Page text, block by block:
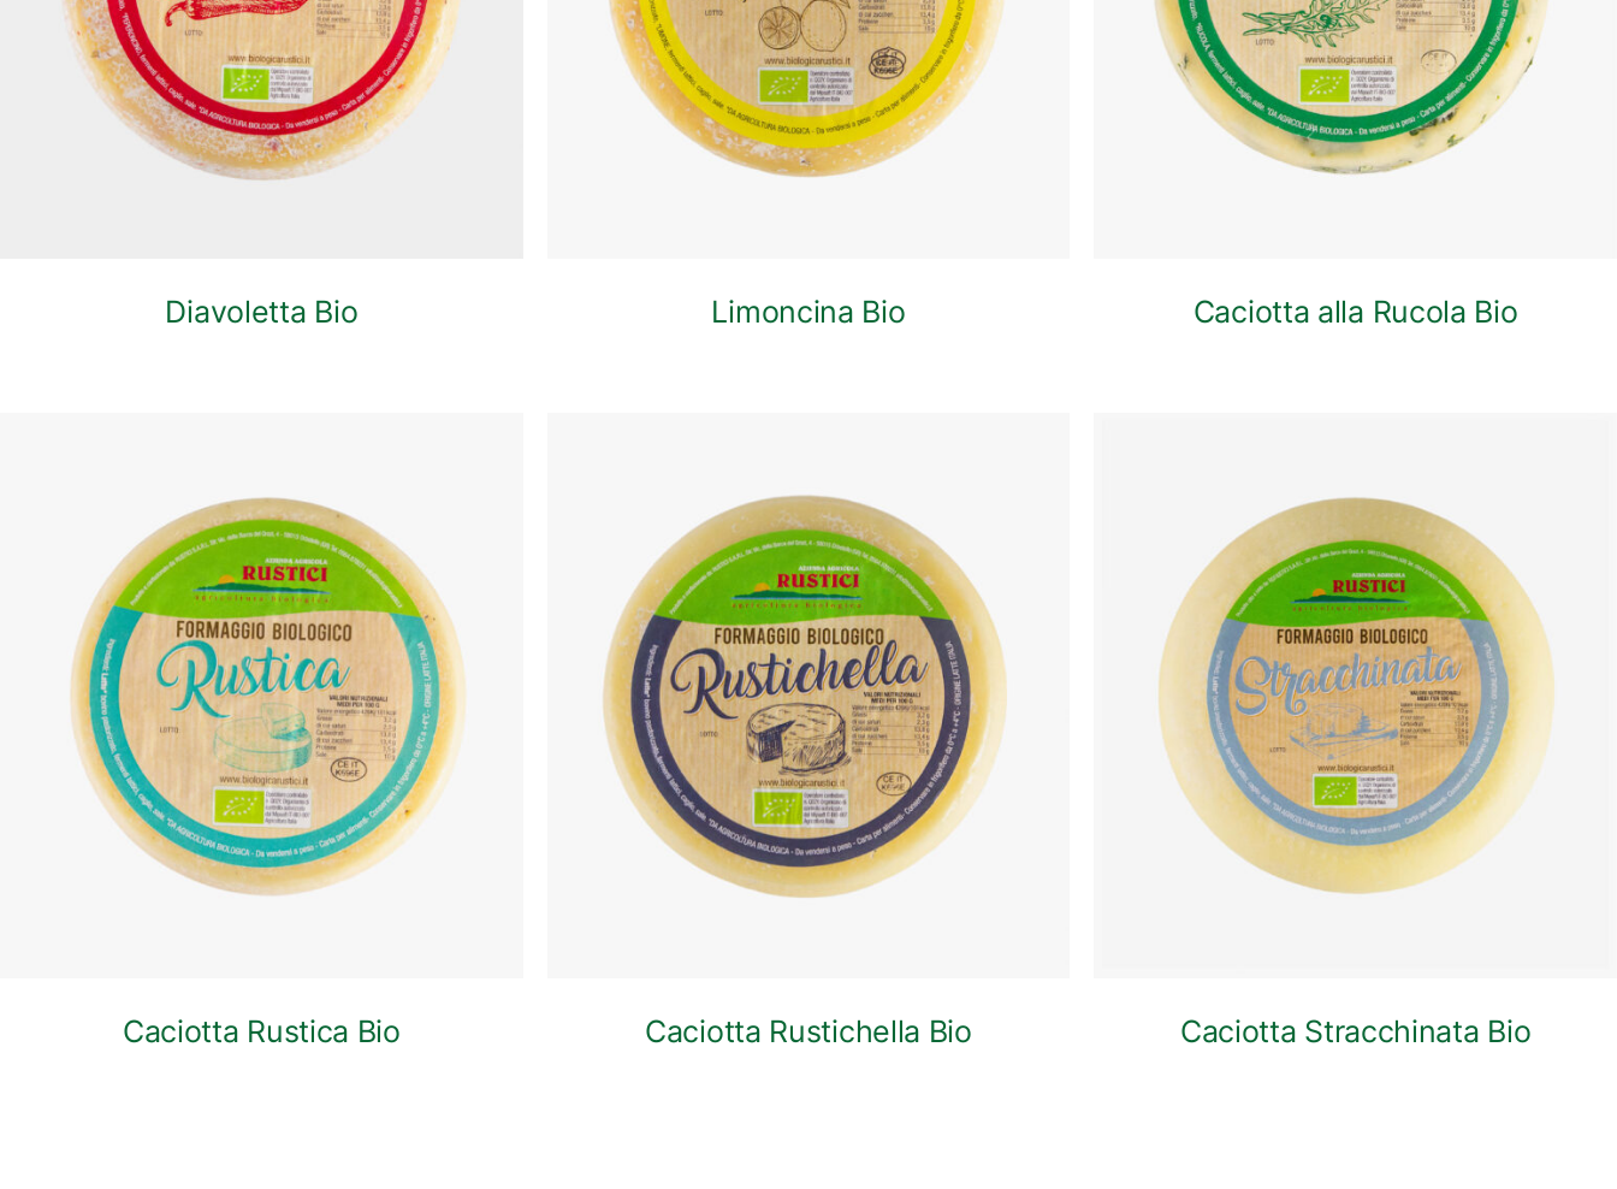
Diavoletta Bio Limoncina Bio Caciotta alla Rucola Bio
ANTEPRIMA RAPIDA
Caciotta Rustica Bio
ANTEPRIMA RAPIDA
Caciotta Rustichella Bio
ANTEPRIMA RAPIDA
Caciotta Stracchinata Bio